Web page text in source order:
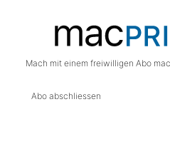
Mach mit einem freiwilligen Abo
Abo abschliessen